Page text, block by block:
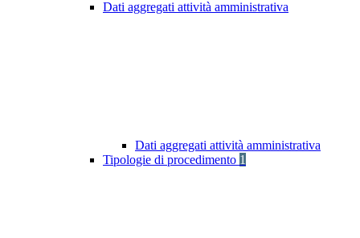
Dati aggregati attività amministrativa
Dati aggregati attività amministrativa
Tipologie di procedimento 1